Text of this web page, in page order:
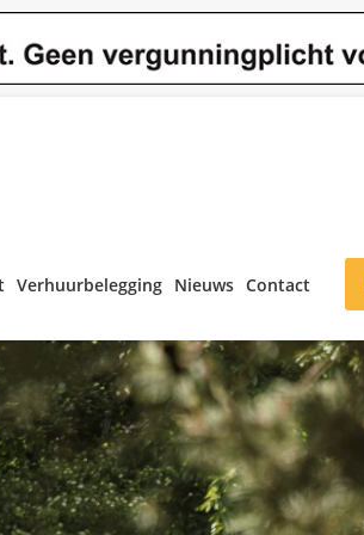
Verhuurbelegging Nieuws Contact